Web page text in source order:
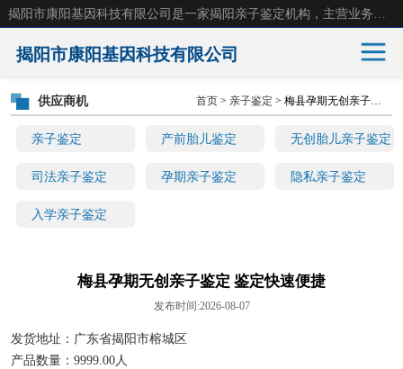
揭阳市康阳基因科技有限公司
亲子鉴定 产前胎儿鉴定 无创胎儿亲子鉴定
司法亲子鉴定 孕期亲子鉴定 隐私亲子鉴定
入学亲子鉴定
供应商机 首页 > 亲子鉴定 > 梅县孕期无创亲子鉴定 鉴定快速便捷
梅县孕期无创亲子鉴定 鉴定快速便捷
发布时间:2026-08-07
发货地址：广东省揭阳市榕城区
产品数量：9999.00人
亲子鉴定 产前胎儿鉴定
无创胎儿亲子鉴定 司法亲子鉴定
孕期亲子鉴定